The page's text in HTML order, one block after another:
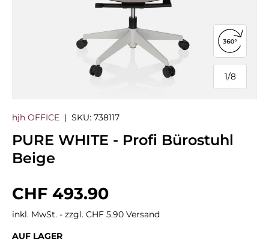
1/
von
8
360°-
hjh OFFICE | SKU: 738117
PURE WHITE - Profi Bürostuhl
Beige
Normaler Preis
CHF 493.90
inkl. MwSt. - zzgl. CHF 5.90 Versand
AUF LAGER